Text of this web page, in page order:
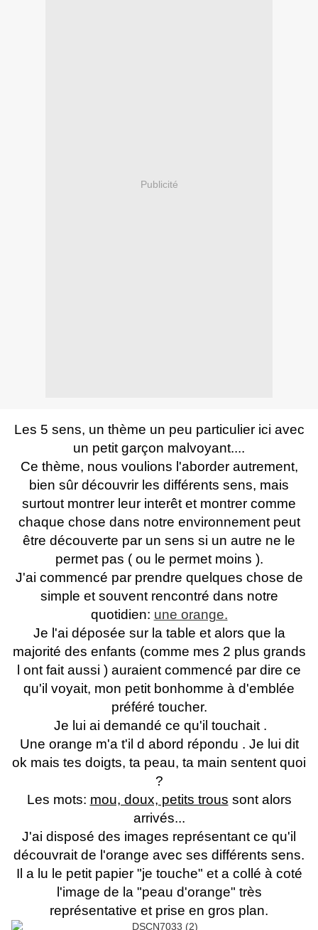
Publicité
Les 5 sens, un thème un peu particulier ici avec
un petit garçon malvoyant....
Ce thème, nous voulions l'aborder autrement,
bien sûr découvrir les différents sens, mais
surtout montrer leur interêt et montrer comme
chaque chose dans notre environnement peut
être découverte par un sens si un autre ne le
permet pas ( ou le permet moins ).
J'ai commencé par prendre quelques chose de
simple et souvent rencontré dans notre
quotidien: une orange.
Je l'ai déposée sur la table et alors que la
majorité des enfants (comme mes 2 plus grands
l ont fait aussi ) auraient commencé par dire ce
qu'il voyait, mon petit bonhomme à d'emblée
préféré toucher.
Je lui ai demandé ce qu'il touchait .
Une orange m'a t'il d abord répondu . Je lui dit
ok mais tes doigts, ta peau, ta main sentent quoi
?
Les mots: mou, doux, petits trous sont alors
arrivés...
J'ai disposé des images représentant ce qu'il
découvrait de l'orange avec ses différents sens.
Il a lu le petit papier "je touche" et a collé à coté
l'image de la "peau d'orange" très
représentative et prise en gros plan.